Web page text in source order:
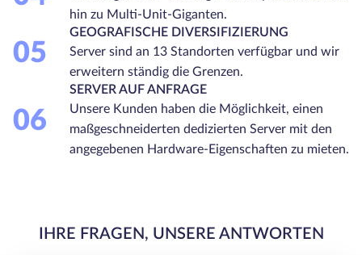
hin zu Multi-Unit-Giganten.
05
GEOGRAFISCHE DIVERSIFIZIERUNG
Server sind an 13 Standorten verfügbar und wir
erweitern ständig die Grenzen.
06
SERVER AUF ANFRAGE
Unsere Kunden haben die Möglichkeit, einen
maßgeschneiderten dedizierten Server mit den
angegebenen Hardware-Eigenschaften zu mieten.
IHRE FRAGEN, UNSERE ANTWORTEN